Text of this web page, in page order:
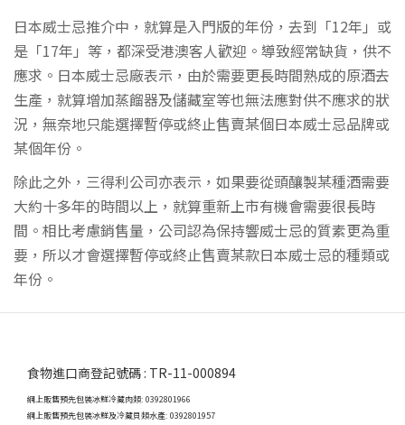
日本威士忌推介中，就算是入門版的年份，去到「12年」或
是「17年」等，都深受港澳客人歡迎。導致經常缺貨，供不
應求。日本威士忌廠表示，由於需要更長時間熟成的原酒去
生產，就算增加蒸餾器及儲藏室等也無法應對供不應求的狀
況，無奈地只能選擇暫停或終止售賣某個日本威士忌品牌或
某個年份。
除此之外，三得利公司亦表示，如果要從頭釀製某種酒需要
大約十多年的時間以上，就算重新上市有機會需要很長時
間。相比考慮銷售量，公司認為保持響威士忌的質素更為重
要，所以才會選擇暫停或終止售賣某款日本威士忌的種類或
年份。
食物進口商登記號碼 : TR-11-000894
網上販售預先包裝冰鮮冷藏肉類: 0392801966
網上販售預先包裝冰鮮及冷藏貝類水產: 0392801957